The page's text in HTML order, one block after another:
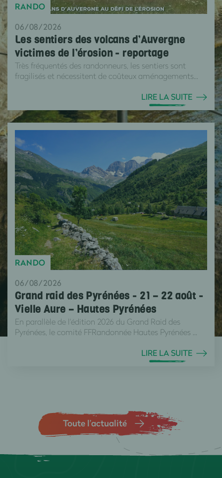
RANDO
06/08/2026
Les sentiers des volcans d’Auvergne
victimes de l’érosion - reportage
Très fréquentés des randonneurs, les sentiers sont
fragilisés et nécessitent de coûteux aménagements...
LIRE LA SUITE
RANDO
06/08/2026
Grand raid des Pyrénées - 21 – 22 août -
Vielle Aure – Hautes Pyrénées
En parallèle de l'édition 2026 du Grand Raid des
Pyrénées, le comité FFRandonnée Hautes Pyrénées ...
LIRE LA SUITE
Toute l’actualité